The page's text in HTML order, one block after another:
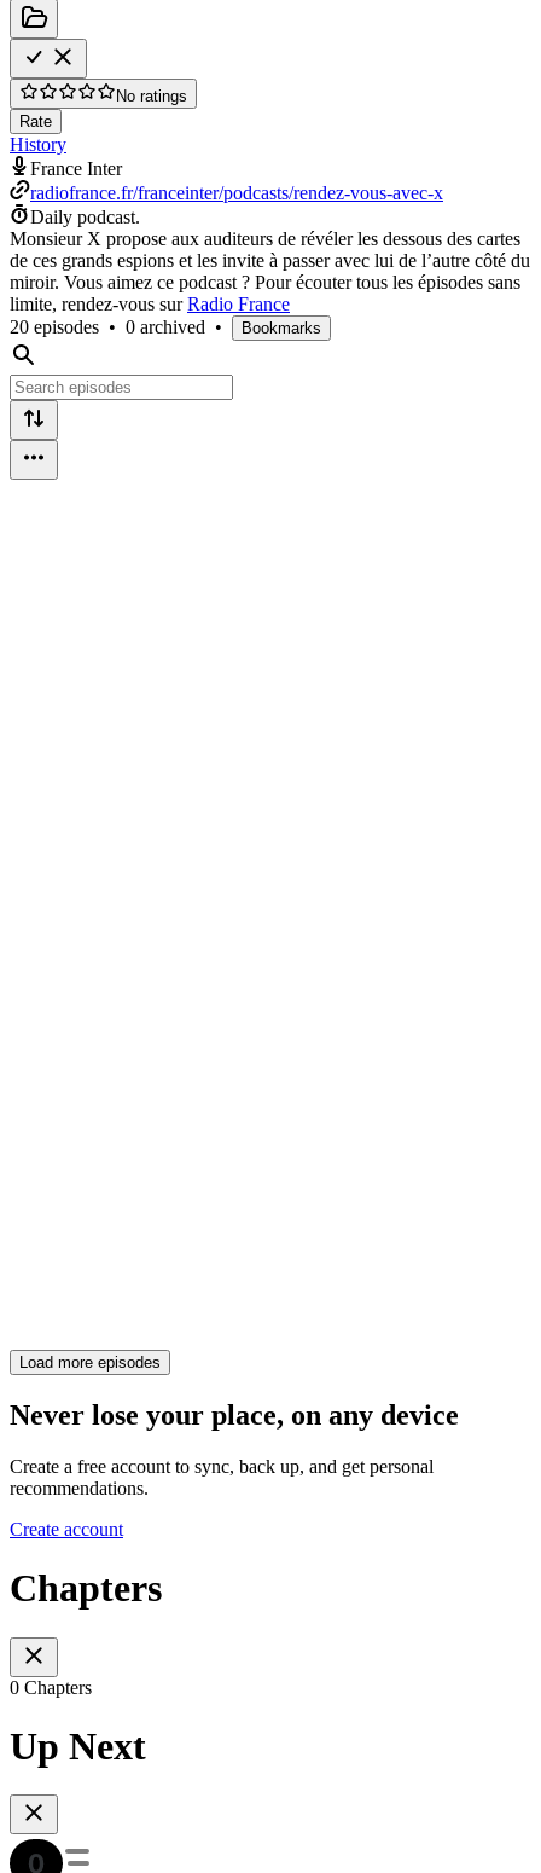
No ratings
Rate
History
France Inter
radiofrance.fr/franceinter/podcasts/rendez-vous-avec-x
Daily podcast.
Monsieur X propose aux auditeurs de révéler les dessous des cartes
de ces grands espions et les invite à passer avec lui de l’autre côté du
miroir. Vous aimez ce podcast ? Pour écouter tous les épisodes sans
limite, rendez-vous surRadio France
20 episodes • 0 archived • Bookmarks
Load more episodes
Never lose your place, on any device
Create a free account to sync, back up, and get personal
recommendations.
Create account
Chapters
0 Chapters
Up Next